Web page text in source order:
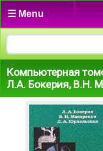
☰ Menu
Компьютерная
Л.А. Бокерия, В.Н.